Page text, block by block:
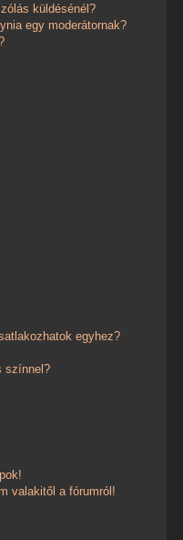
küldésénél?
egy moderátornak?
egyhez?
színnel?
valakitől a fórumról!